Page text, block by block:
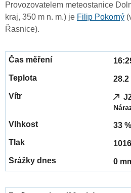
Provozovatelem meteostanice
kraj, 350 m n. m.) je Filip Pokorný
Řasnice).
28.2
33 %
0